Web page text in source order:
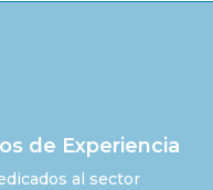
de Experiencia
al sector